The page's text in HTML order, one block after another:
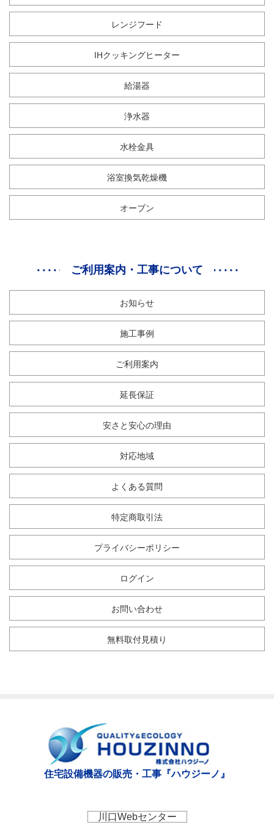
レンジフード
IHクッキングヒーター
給湯器
浄水器
水栓金具
浴室換気乾燥機
オーブン
ご利用案内・工事について
お知らせ
施工事例
ご利用案内
延長保証
安さと安心の理由
対応地域
よくある質問
特定商取引法
プライバシーポリシー
ログイン
お問い合わせ
無料取付見積り
住宅設備機器の販売・工事『ハウジーノ』
川口Webセンター